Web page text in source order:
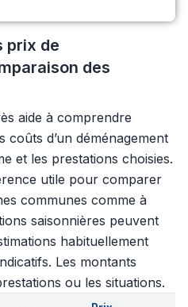
prix de
des
aide à comprendre
d’un déménagement
et les prestations choisies.
utile pour comparer
communes comme à
saisonnières peuvent
habituellement
Les montants
ou les situations.